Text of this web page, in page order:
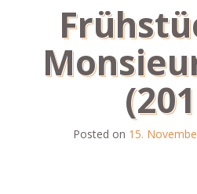
Posted on 15.